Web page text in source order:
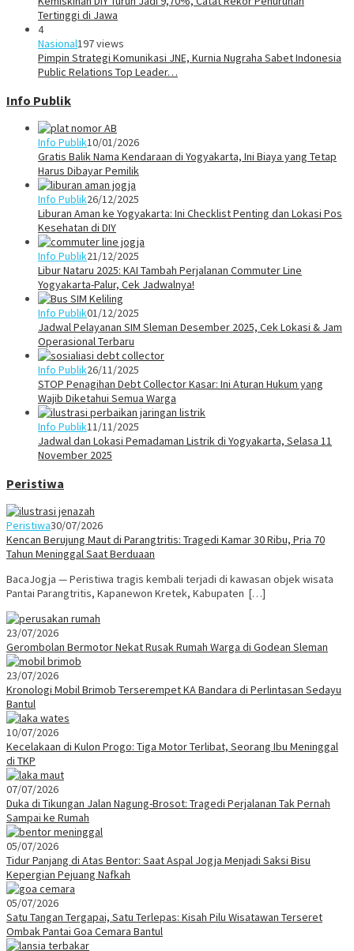
Tertinggi di Jawa
4
Nasional197 views
Pimpin Strategi Komunikasi JNE, Kurnia Nugraha Sabet Indonesia
Public Relations Top Leader…
Info Publik
Info Publik10/01/2026
Gratis Balik Nama Kendaraan di Yogyakarta, Ini Biaya yang Tetap
Harus Dibayar Pemilik
Info Publik26/12/2025
Liburan Aman ke Yogyakarta: Ini Checklist Penting dan Lokasi Pos
Kesehatan di DIY
Info Publik21/12/2025
Libur Nataru 2025: KAI Tambah Perjalanan Commuter Line
Yogyakarta-Palur, Cek Jadwalnya!
Info Publik01/12/2025
Jadwal Pelayanan SIM Sleman Desember 2025, Cek Lokasi & Jam
Operasional Terbaru
Info Publik26/11/2025
STOP Penagihan Debt Collector Kasar: Ini Aturan Hukum yang
Wajib Diketahui Semua Warga
Info Publik11/11/2025
Jadwal dan Lokasi Pemadaman Listrik di Yogyakarta, Selasa 11
November 2025
Peristiwa
Peristiwa30/07/2026
Kencan Berujung Maut di Parangtritis: Tragedi Kamar 30 Ribu, Pria 70
Tahun Meninggal Saat Berduaan
BacaJogja — Peristiwa tragis kembali terjadi di kawasan objek wisata
Pantai Parangtritis, Kapanewon Kretek, Kabupaten […]
23/07/2026
Gerombolan Bermotor Nekat Rusak Rumah Warga di Godean Sleman
23/07/2026
Kronologi Mobil Brimob Terserempet KA Bandara di Perlintasan Sedayu
Bantul
10/07/2026
Kecelakaan di Kulon Progo: Tiga Motor Terlibat, Seorang Ibu Meninggal
di TKP
07/07/2026
Duka di Tikungan Jalan Nagung-Brosot: Tragedi Perjalanan Tak Pernah
Sampai ke Rumah
05/07/2026
Tidur Panjang di Atas Bentor: Saat Aspal Jogja Menjadi Saksi Bisu
Kepergian Pejuang Nafkah
05/07/2026
Satu Tangan Tergapai, Satu Terlepas: Kisah Pilu Wisatawan Terseret
Ombak Pantai Goa Cemara Bantul